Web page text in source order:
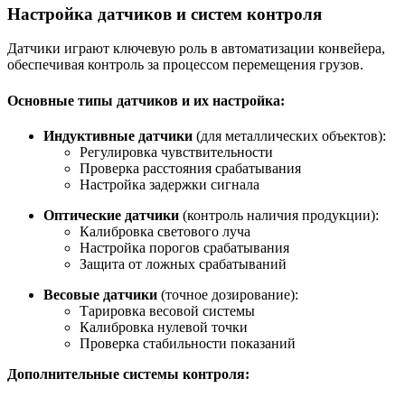
Настройка датчиков и систем контроля
Датчики играют ключевую роль в автоматизации конвейера,
обеспечивая контроль за процессом перемещения грузов.
Основные типы датчиков и их настройка:
Индуктивные датчики (для металлических объектов):
Регулировка чувствительности
Проверка расстояния срабатывания
Настройка задержки сигнала
Оптические датчики (контроль наличия продукции):
Калибровка светового луча
Настройка порогов срабатывания
Защита от ложных срабатываний
Весовые датчики (точное дозирование):
Тарировка весовой системы
Калибровка нулевой точки
Проверка стабильности показаний
Дополнительные системы контроля: